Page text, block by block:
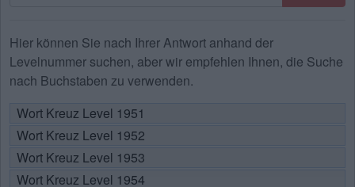
Geben
Sie
alle
des
Puzzles
ein:
Hier können Sie nach Ihrer Antwort anhand der
Levelnummer suchen, aber wir empfehlen Ihnen, die Suche
nach Buchstaben zu verwenden.
Wort Kreuz Level 1951
Wort Kreuz Level 1952
Wort Kreuz Level 1953
Wort Kreuz Level 1954